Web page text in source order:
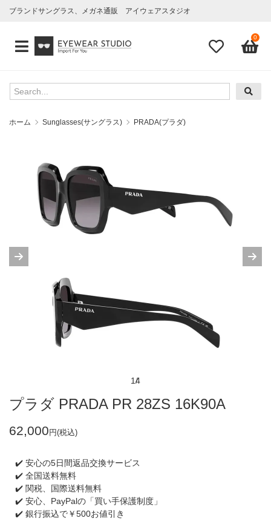
ブランドサングラス、メガネ通販 アイウェアスタジオ
0
ホーム Sunglasses(サングラス) PRADA(プラダ)
14
プラダ PRADA PR 28ZS 16K90A
62,000 円(税込)
✔️ 安心の5日間返品交換サービス
✔️ 全国送料無料
✔️ 関税、国際送料無料
✔️ 安心、PayPalの「買い手保護制度」
✔️ 銀行振込で￥500お値引き